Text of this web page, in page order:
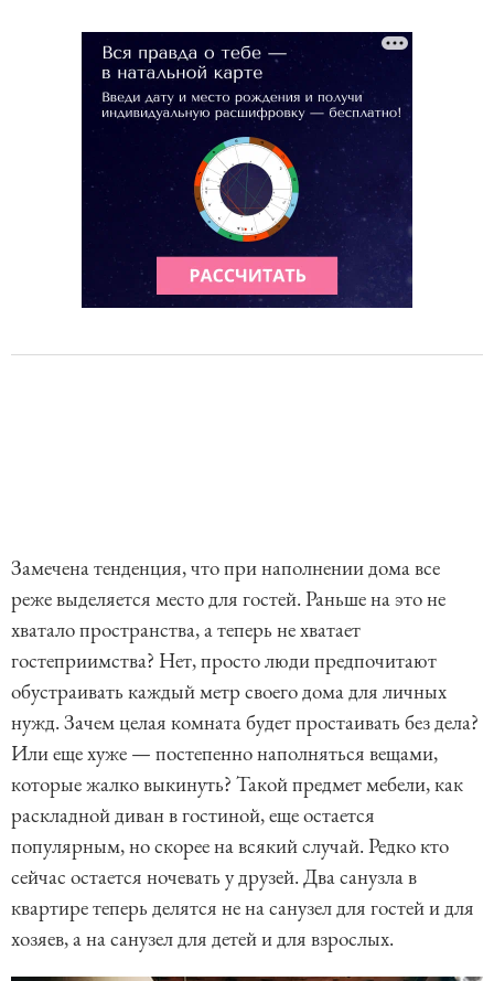
Замечена тенденция, что при наполнении дома все
реже выделяется место для гостей. Раньше на это не
хватало пространства, а теперь не хватает
гостеприимства? Нет, просто люди предпочитают
обустраивать каждый метр своего дома для личных
нужд. Зачем целая комната будет простаивать без дела?
Или еще хуже — постепенно наполняться вещами,
которые жалко выкинуть? Такой предмет мебели, как
раскладной диван в гостиной, еще остается
популярным, но скорее на всякий случай. Редко кто
сейчас остается ночевать у друзей. Два санузла в
квартире теперь делятся не на санузел для гостей и для
хозяев, а на санузел для детей и для взрослых.